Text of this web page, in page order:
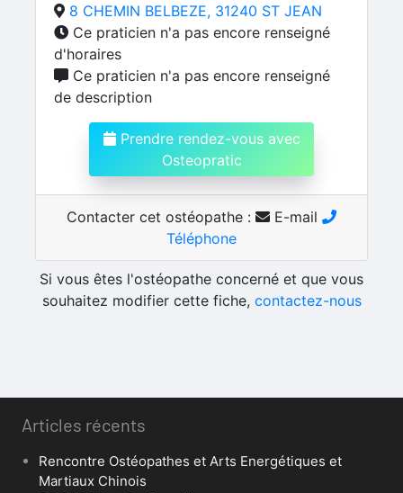
8 CHEMIN BELBEZE, 31240 ST JEAN
Ce praticien n'a pas encore renseigné
d'horaires
Ce praticien n'a pas encore renseigné
de description
Prendre rendez-vous avec
Osteopratic
Contacter cet ostéopathe :
E-mail
Téléphone
Si vous êtes l'ostéopathe concerné et que vous
souhaitez modifier cette fiche, contactez-nous
Articles récents
Rencontre Ostéopathes et Arts Energétiques et
Martiaux Chinois